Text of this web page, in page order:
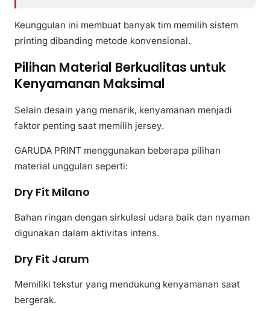
Keunggulan ini membuat banyak tim memilih sistem
printing dibanding metode konvensional.
Pilihan Material Berkualitas untuk
Kenyamanan Maksimal
Selain desain yang menarik, kenyamanan menjadi
faktor penting saat memilih jersey.
GARUDA PRINT menggunakan beberapa pilihan
material unggulan seperti:
Dry Fit Milano
Bahan ringan dengan sirkulasi udara baik dan nyaman
digunakan dalam aktivitas intens.
Dry Fit Jarum
Memiliki tekstur yang mendukung kenyamanan saat
bergerak.